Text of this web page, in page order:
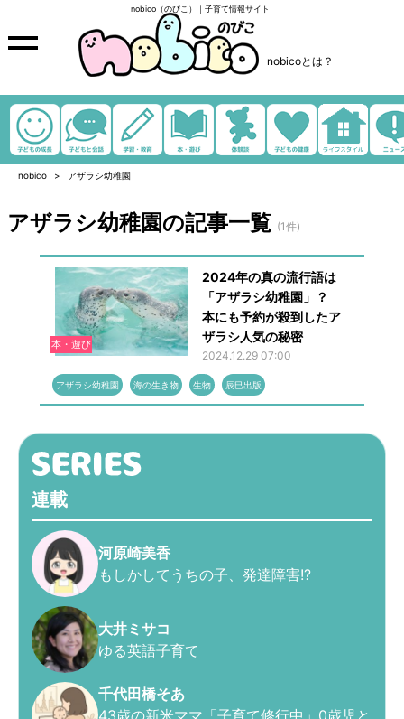
nobico（のびこ）｜子育て情報サイト
nobicoとは？
nobico アザラシ幼稚園
アザラシ幼稚園の記事一覧 (1件)
本・遊び
2024年の真の流行語は
「アザラシ幼稚園」？
本にも予約が殺到したア
ザラシ人気の秘密
2024.12.29 07:00
アザラシ幼稚園 海の生き物 生物 辰巳出版
連載
河原崎美香
もしかしてうちの子、発達障害!?
大井ミサコ
ゆる英語子育て
千代田橋そあ